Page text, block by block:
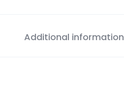
Additional information